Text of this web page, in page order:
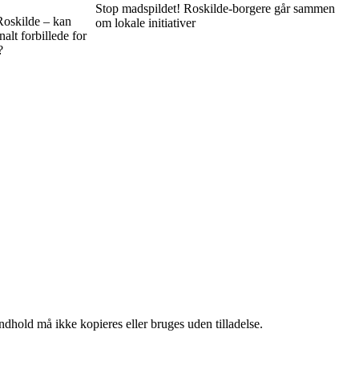
– kan
forbillede for
Stop madspildet! Roskilde-borgere går sammen
om lokale initiativer
må ikke kopieres eller bruges uden tilladelse.